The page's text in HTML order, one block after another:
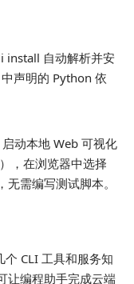
install 自动解析并安
声明的 Python 依
启动本地 Web 可视化
，在浏览器中选择
需编写测试脚本。
CLI 工具和服务知
让编程助手完成云端